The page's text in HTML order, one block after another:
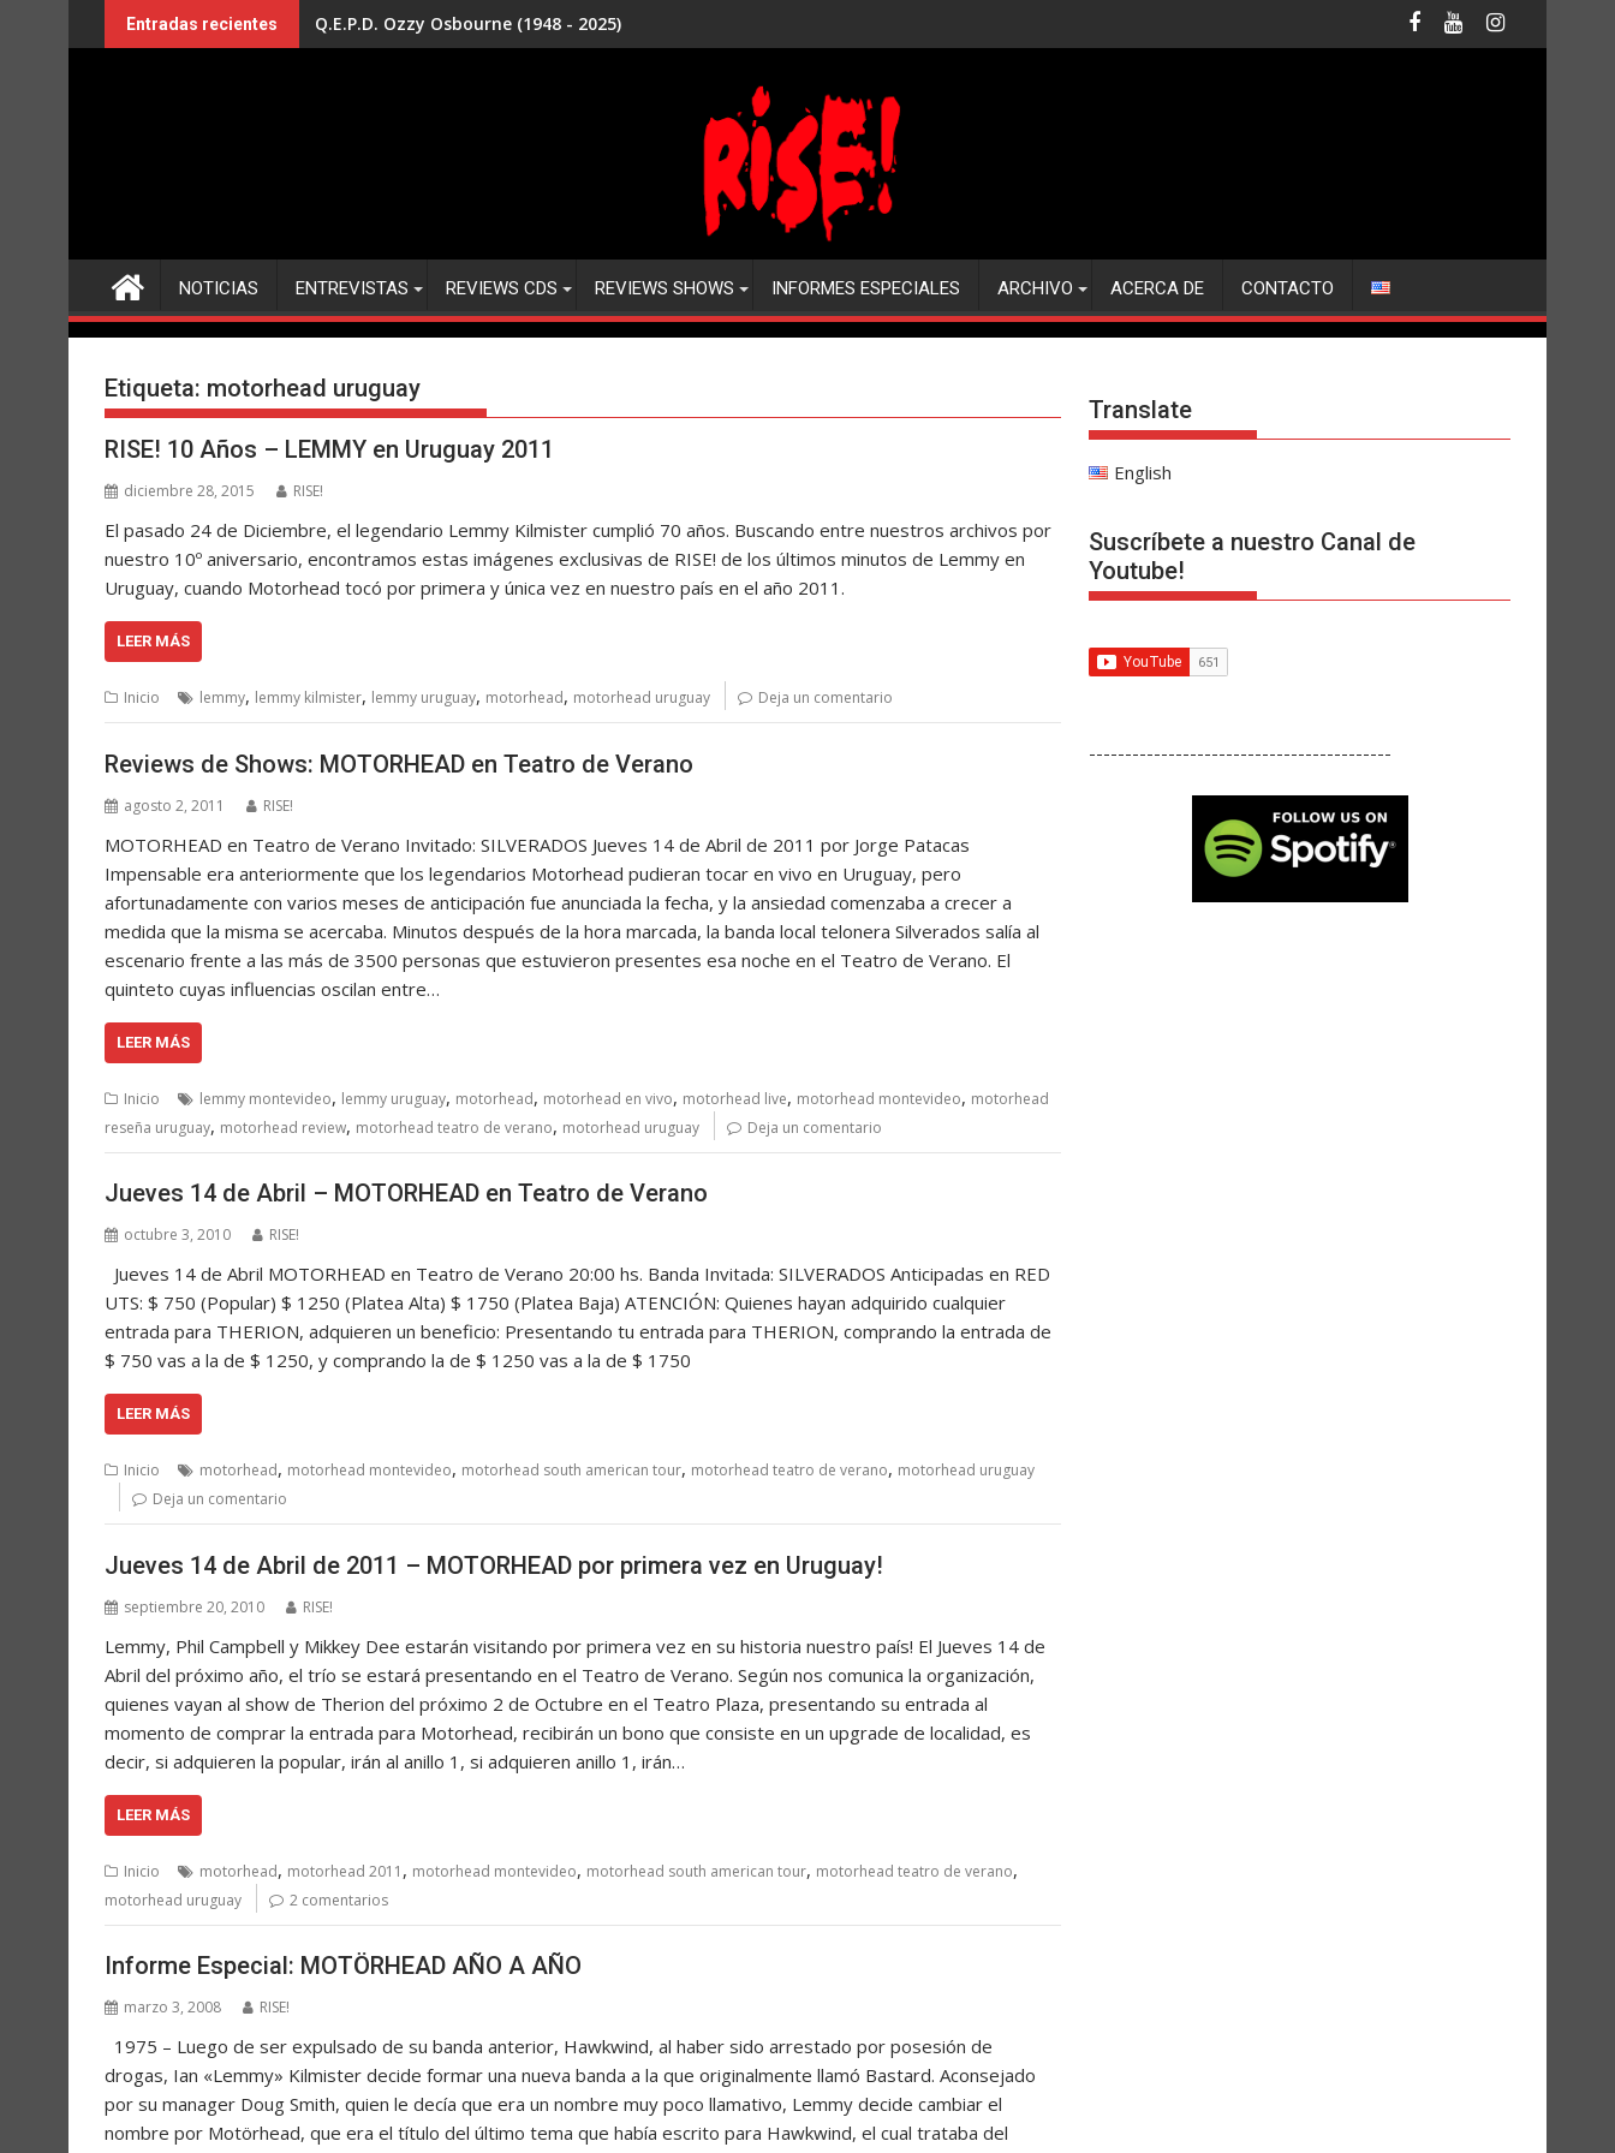
al
Entradas recientes Q.E.P.D. Ozzy Osbourne (1948 - 2025)
NOTICIAS ENTREVISTAS REVIEWS CDS REVIEWS SHOWS INFORMES ESPECIALES ARCHIVO ACERCA DE CONTACTO
Etiqueta: motorhead uruguay
RISE! 10 Años – LEMMY en Uruguay 2011
diciembre 28, 2015 RISE!
El pasado 24 de Diciembre, el legendario Lemmy Kilmister cumplió 70 años. Buscando entre nuestros archivos por
nuestro 10º aniversario, encontramos estas imágenes exclusivas de RISE! de los últimos minutos de Lemmy en
Uruguay, cuando Motorhead tocó por primera y única vez en nuestro país en el año 2011.
LEER MÁS
Inicio lemmy, lemmy kilmister, lemmy uruguay, motorhead, motorhead uruguay Deja un comentario
Reviews de Shows: MOTORHEAD en Teatro de Verano
agosto 2, 2011 RISE!
MOTORHEAD en Teatro de Verano Invitado: SILVERADOS Jueves 14 de Abril de 2011 por Jorge Patacas
Impensable era anteriormente que los legendarios Motorhead pudieran tocar en vivo en Uruguay, pero
afortunadamente con varios meses de anticipación fue anunciada la fecha, y la ansiedad comenzaba a crecer a
medida que la misma se acercaba. Minutos después de la hora marcada, la banda local telonera Silverados salía al
escenario frente a las más de 3500 personas que estuvieron presentes esa noche en el Teatro de Verano. El
quinteto cuyas influencias oscilan entre…
LEER MÁS
Inicio lemmy montevideo, lemmy uruguay, motorhead, motorhead en vivo, motorhead live, motorhead montevideo, motorhead
reseña uruguay, motorhead review, motorhead teatro de verano, motorhead uruguay Deja un comentario
Jueves 14 de Abril – MOTORHEAD en Teatro de Verano
octubre 3, 2010 RISE!
Jueves 14 de Abril MOTORHEAD en Teatro de Verano 20:00 hs. Banda Invitada: SILVERADOS Anticipadas en RED
UTS: $ 750 (Popular) $ 1250 (Platea Alta) $ 1750 (Platea Baja) ATENCIÓN: Quienes hayan adquirido cualquier
entrada para THERION, adquieren un beneficio: Presentando tu entrada para THERION, comprando la entrada de
$ 750 vas a la de $ 1250, y comprando la de $ 1250 vas a la de $ 1750
LEER MÁS
Inicio motorhead, motorhead montevideo, motorhead south american tour, motorhead teatro de verano, motorhead uruguay
Deja un comentario
Jueves 14 de Abril de 2011 – MOTORHEAD por primera vez en Uruguay!
septiembre 20, 2010 RISE!
Lemmy, Phil Campbell y Mikkey Dee estarán visitando por primera vez en su historia nuestro país! El Jueves 14 de
Abril del próximo año, el trío se estará presentando en el Teatro de Verano. Según nos comunica la organización,
quienes vayan al show de Therion del próximo 2 de Octubre en el Teatro Plaza, presentando su entrada al
momento de comprar la entrada para Motorhead, recibirán un bono que consiste en un upgrade de localidad, es
decir, si adquieren la popular, irán al anillo 1, si adquieren anillo 1, irán…
LEER MÁS
Inicio motorhead, motorhead 2011 , motorhead montevideo, motorhead south american tour, motorhead teatro de verano,
motorhead uruguay 2 comentarios
Informe Especial: MOTÖRHEAD AÑO A AÑO
marzo 3, 2008 RISE!
1975 – Luego de ser expulsado de su banda anterior, Hawkwind, al haber sido arrestado por posesión de
drogas, Ian «Lemmy» Kilmister decide formar una nueva banda a la que originalmente llamó Bastard. Aconsejado
por su manager Doug Smith, quien le decía que era un nombre muy poco llamativo, Lemmy decide cambiar el
nombre por Motörhead, que era el título del último tema que había escrito para Hawkwind, el cual trataba del
Translate
English
Suscríbete a nuestro Canal de
Youtube!
------------------------------------------